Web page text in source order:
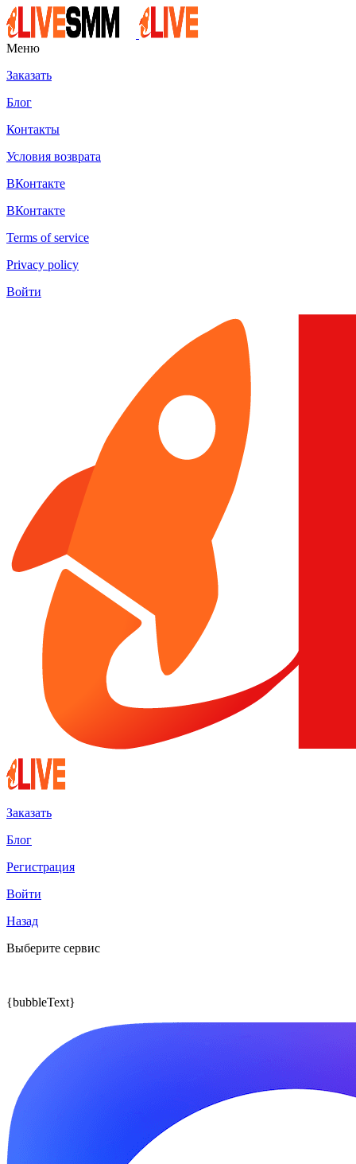
Меню
Заказать
Блог
Контакты
Условия возврата
ВКонтакте
ВКонтакте
Terms of service
Privacy policy
Войти
Заказать
Блог
Регистрация
Войти
Назад
Выберите сервис
{bubbleText}